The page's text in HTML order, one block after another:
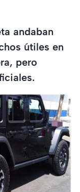
andaban
útiles en
pero